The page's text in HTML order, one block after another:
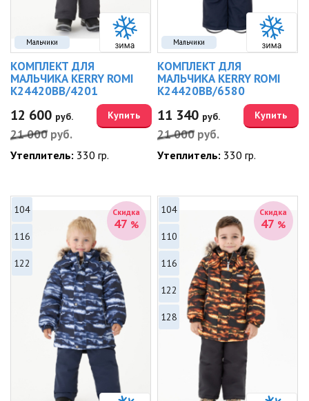
Мальчики
КОМПЛЕКТ ДЛЯ
МАЛЬЧИКА KERRY ROMI
K24420BB/4201
12 600 руб.
21 000 руб.
Купить
Утеплитель: 330 гр.
Мальчики
КОМПЛЕКТ ДЛЯ
МАЛЬЧИКА KERRY ROMI
K24420BB/6580
11 340 руб.
21 000 руб.
Купить
Утеплитель: 330 гр.
Скидка
47 %
104
116
122
Скидка
47 %
104
110
116
122
128